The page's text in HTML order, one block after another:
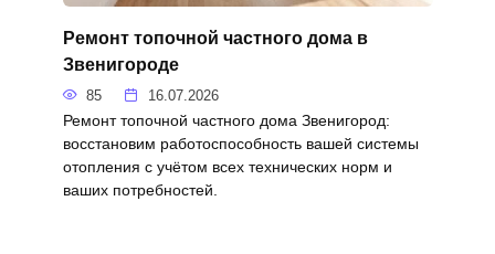
Ремонт топочной частного дома в
Звенигороде
85 16.07.2026
Ремонт топочной частного дома Звенигород:
восстановим работоспособность вашей системы
отопления с учётом всех технических норм и
ваших потребностей.